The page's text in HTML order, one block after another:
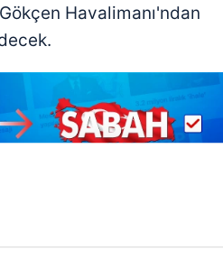
Havalimanı'ndan